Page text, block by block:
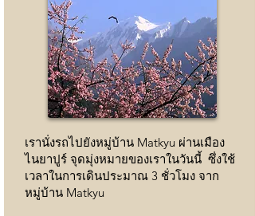
เรานั่งรถไปยังหมู่บ้าน Matkyu ผ่านเมือง
ไนยาปูร์ จุดมุ่งหมายของเราในวันนี้ ซึ่งใช้
เวลาในการเดินประมาณ 3 ชั่วโมง จาก
หมู่บ้าน Matkyu